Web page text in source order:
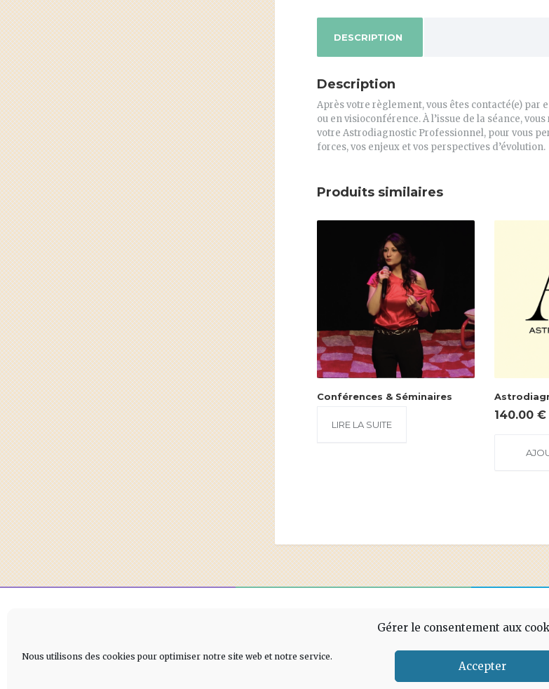
Gérer le consentement aux
Nous utilisons des cookies pour optimiser notre site web et notre service.
Accepter
DESCRIPTION
Description
Après votre règlement, vous êtes contacté(e) par
ou en visioconférence. À l’issue de la séance,
votre Astrodiagnostic Professionnel, pour vous
forces, vos enjeux et vos perspectives d’évolution.
Produits similaires
Conférences & Séminaires
LIRE LA SUITE
140.00 €